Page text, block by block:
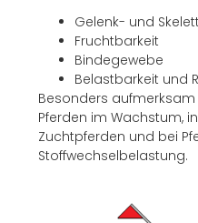
Gelenk- und
Fruchtbarkeit
Bindegewebe
Belastbarkeit und
Besonders
Pferden im Wachstum,
Zuchtpferden und bei
Stoffwechselbelastung.